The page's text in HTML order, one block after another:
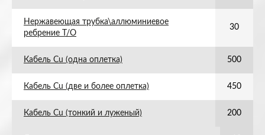
Нержавеющая трубка\аллюминиевое
ребрение Т/О
30
Кабель Cu (одна оплетка) 500
Кабель Cu (две и более оплетка) 450
Кабель Cu (тонкий и луженый) 200